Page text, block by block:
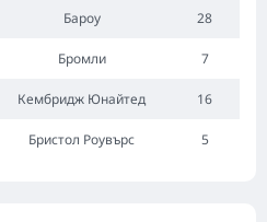
Бароу 28
Бромли 7
Кембридж Юнайтед 16
Бристол Роувърс 5